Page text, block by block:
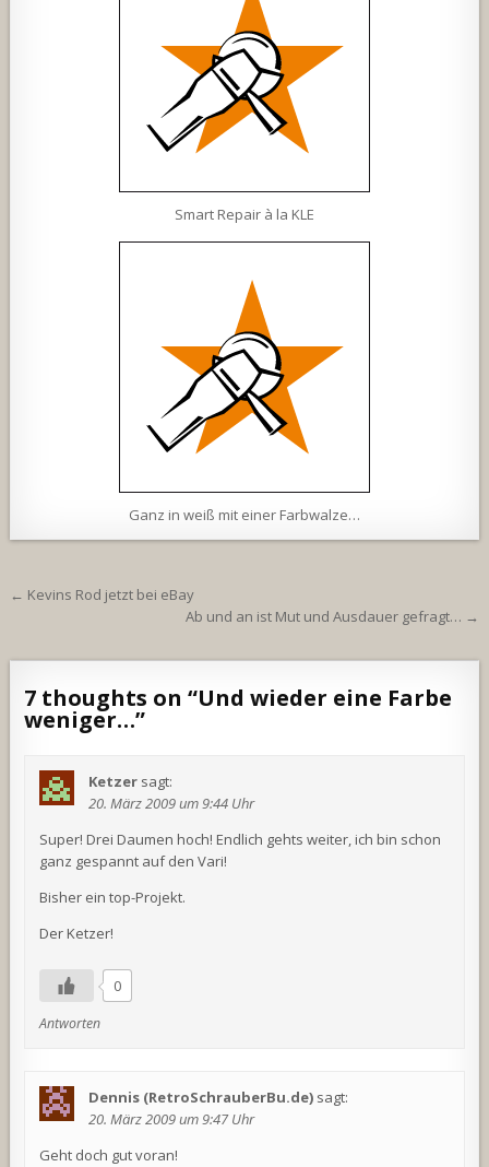
Smart Repair à la KLE
Ganz in weiß mit einer Farbwalze…
Beitragsnavigation
← Kevins Rod jetzt bei eBay
Ab und an ist Mut und Ausdauer gefragt… →
7 thoughts on “Und wieder eine Farbe
weniger…”
Ketzer sagt:
20. März 2009 um 9:44 Uhr
Super! Drei Daumen hoch! Endlich gehts weiter, ich bin schon
ganz gespannt auf den Vari!
Bisher ein top-Projekt.
Der Ketzer!
0
Antworten
Dennis (RetroSchrauberBu.de) sagt:
20. März 2009 um 9:47 Uhr
Geht doch gut voran!